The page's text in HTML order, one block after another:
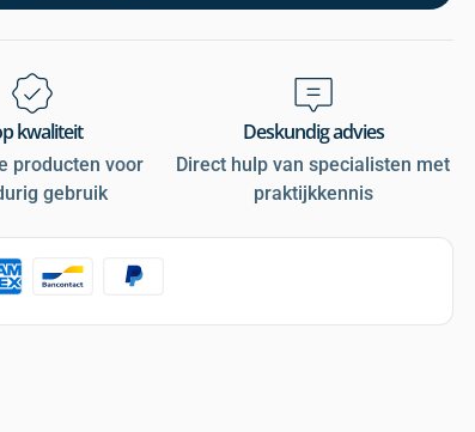
kwaliteit
producten voor
gebruik
Deskundig advies
Direct hulp van specialisten met
praktijkkennis